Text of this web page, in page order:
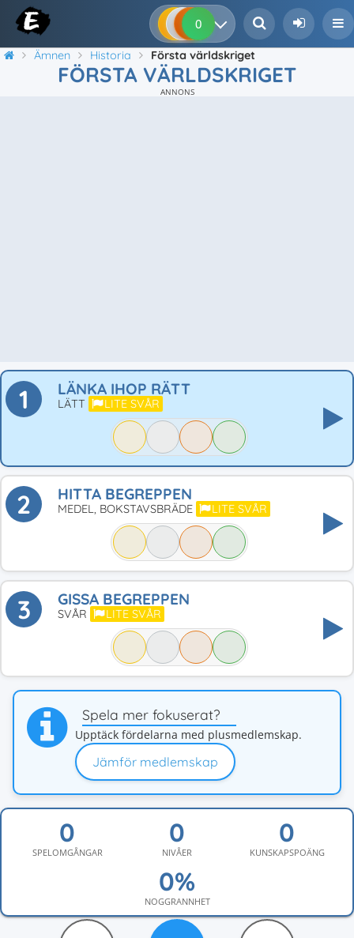
0 0 0
Ämnen Historia Första världskriget
FÖRSTA VÄRLDSKRIGET
ANNONS
1 LÄNKA IHOP RÄTT
LÄTT LITE SVÅR
2 HITTA BEGREPPEN
MEDEL, BOKSTAVSBRÄDE LITE SVÅR
3 GISSA BEGREPPEN
SVÅR LITE SVÅR
Spela mer fokuserat?
Upptäck fördelarna med plusmedlemskap.
Jämför medlemskap
SPELOMGÅNGAR NIVÅER KUNSKAPSPOÄNG
NOGGRANNHET